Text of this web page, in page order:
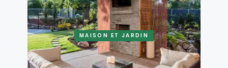
MAISON ET JARDIN